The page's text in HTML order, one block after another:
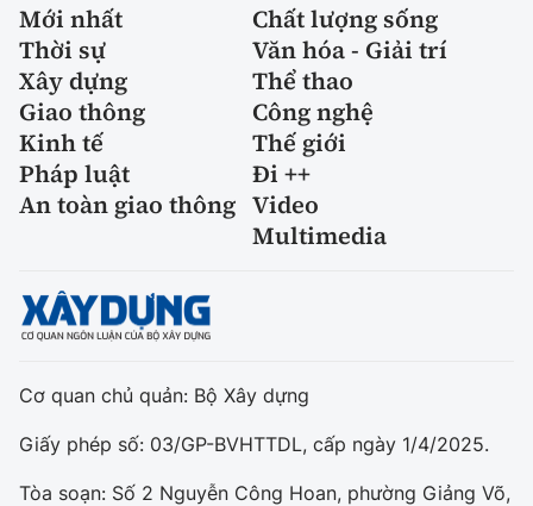
Mới nhất
Chất lượng sống
Thời sự
Văn hóa - Giải trí
Xây dựng
Thể thao
Giao thông
Công nghệ
Kinh tế
Thế giới
Pháp luật
Đi ++
An toàn giao thông Video
Multimedia
Cơ quan chủ quản: Bộ Xây dựng
Giấy phép số: 03/GP-BVHTTDL, cấp ngày 1/4/2025.
Tòa soạn: Số 2 Nguyễn Công Hoan, phường Giảng Võ,